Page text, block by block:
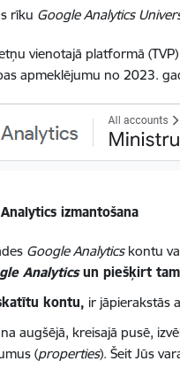
rīku Google Analytics
vienotajā platformā (TVP)
apmeklējumu no 2023.
izmantošana
Google Analyticskontu
Analyticsun piešķirt
kontu, ir jāpierakstās
augšējā, kreisajā pusē,
(properties). Šeit Jūs